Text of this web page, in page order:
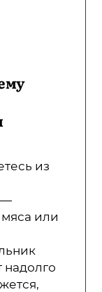
из
—
или
надолго